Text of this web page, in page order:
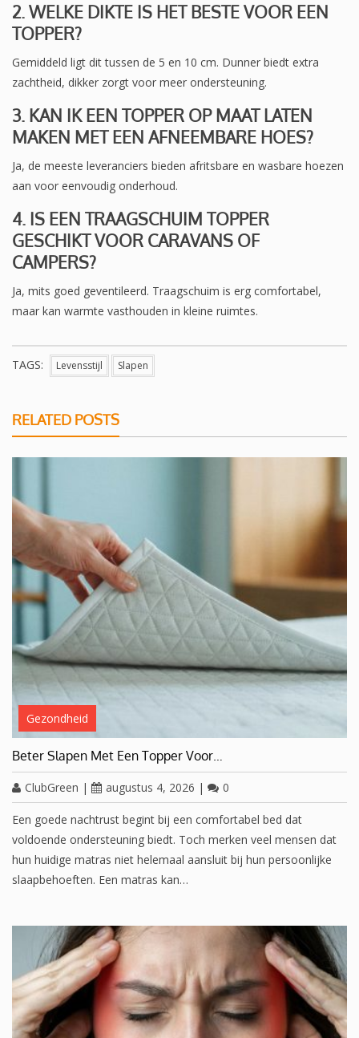
2. WELKE DIKTE IS HET BESTE VOOR EEN
TOPPER?
Gemiddeld ligt dit tussen de 5 en 10 cm. Dunner biedt extra
zachtheid, dikker zorgt voor meer ondersteuning.
3. KAN IK EEN TOPPER OP MAAT LATEN
MAKEN MET EEN AFNEEMBARE HOES?
Ja, de meeste leveranciers bieden afritsbare en wasbare hoezen
aan voor eenvoudig onderhoud.
4. IS EEN TRAAGSCHUIM TOPPER
GESCHIKT VOOR CARAVANS OF
CAMPERS?
Ja, mits goed geventileerd. Traagschuim is erg comfortabel,
maar kan warmte vasthouden in kleine ruimtes.
TAGS: Levensstijl Slapen
RELATED POSTS
Gezondheid
Beter Slapen Met Een Topper Voor…
ClubGreen | augustus 4, 2026 | 0
Een goede nachtrust begint bij een comfortabel bed dat
voldoende ondersteuning biedt. Toch merken veel mensen dat
hun huidige matras niet helemaal aansluit bij hun persoonlijke
slaapbehoeften. Een matras kan…